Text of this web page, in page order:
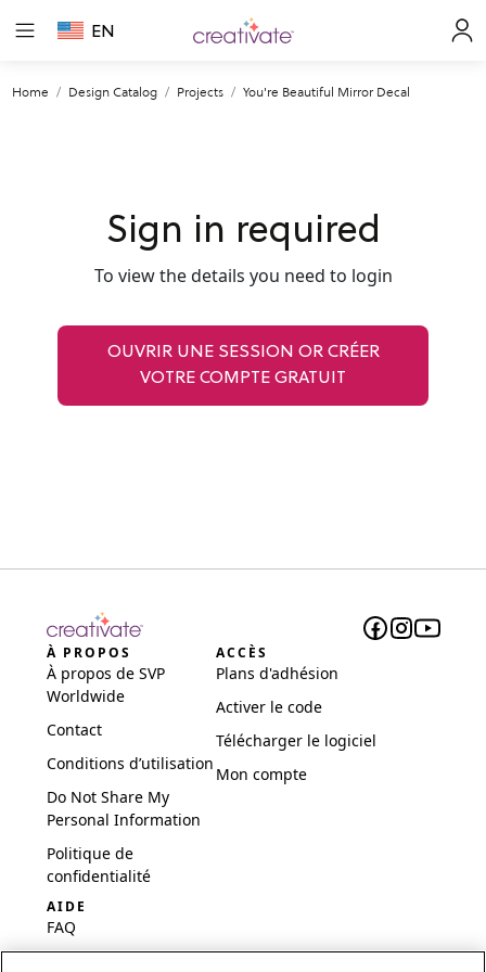
EN
Home Design Catalog Projects You're Beautiful Mirror Decal
Sign in required
To view the details you need to login
OUVRIR UNE SESSION OR CRÉER
VOTRE COMPTE GRATUIT
À PROPOS
À propos de SVP
Worldwide
Contact
Conditions d’utilisation
Do Not Share My
Personal Information
Politique de
confidentialité
ACCÈS
Plans d'adhésion
Activer le code
Télécharger le logiciel
Mon compte
AIDE
FAQ